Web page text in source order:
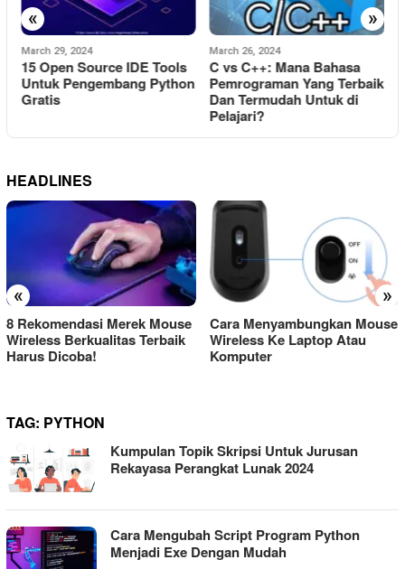
« »
March 29, 2024
15 Open Source IDE Tools
Untuk Pengembang Python
Gratis
March 26, 2024
C vs C++: Mana Bahasa
Pemrograman Yang Terbaik
Dan Termudah Untuk di
Pelajari?
HEADLINES
« »
8 Rekomendasi Merek Mouse
Wireless Berkualitas Terbaik
Harus Dicoba!
Cara Menyambungkan Mouse
Wireless Ke Laptop Atau
Komputer
TAG: PYTHON
Kumpulan Topik Skripsi Untuk Jurusan
Rekayasa Perangkat Lunak 2024
Cara Mengubah Script Program Python
Menjadi Exe Dengan Mudah